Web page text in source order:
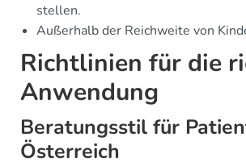
stellen.
Außerhalb der Reichweite von
Richtlinien für die
Anwendung
Beratungsstil für
Österreich